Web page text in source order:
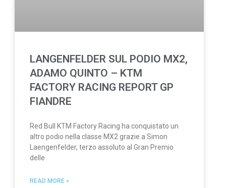
LANGENFELDER SUL PODIO MX2,
ADAMO QUINTO – KTM
FACTORY RACING REPORT GP
FIANDRE
Red Bull KTM Factory Racing ha conquistato un
altro podio nella classe MX2 grazie a Simon
Laengenfelder, terzo assoluto al Gran Premio
delle
READ MORE »